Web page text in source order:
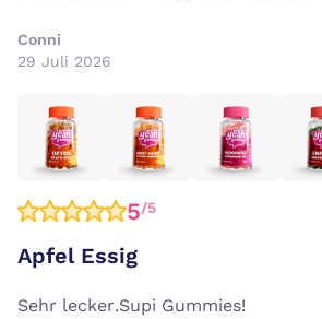
Conni
29 Juli 2026
5/5
Apfel Essig
Sehr lecker.Supi Gummies!